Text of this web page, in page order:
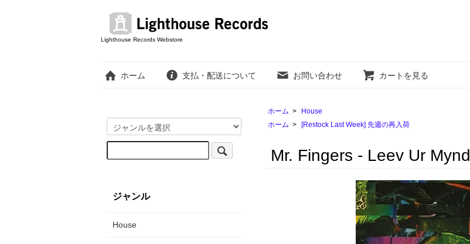
Lighthouse Records Webstore
ホーム 支払・配送について お問い合わせ カートを見る
ホーム >
House
ホーム > [Restock Last Week] 先週の再入荷
Mr. Fingers - Leev Ur Mynd
ジャンル
House